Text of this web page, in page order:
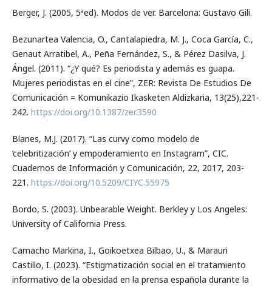
Berger, J. (2005, 5ªed). Modos de ver. Barcelona: Gustavo Gili.
Bezunartea Valencia, O., Cantalapiedra, M. J., Coca García, C.,
Genaut Arratibel, A., Peña Fernández, S., & Pérez Dasilva, J.
Ángel. (2011). “¿Y qué? Es periodista y además es guapa.
Mujeres periodistas en el cine”, ZER: Revista De Estudios De
Comunicación = Komunikazio Ikasketen Aldizkaria, 13(25),221-
242. https://doi.org/10.1387/zer.3590
Blanes, M.J. (2017). “Las curvy como modelo de
‘celebritización’ y empoderamiento en Instagram”, CIC.
Cuadernos de Información y Comunicación, 22, 2017, 203-
221. https://doi.org/10.5209/CIYC.55975
Bordo, S. (2003). Unbearable Weight. Berkley y Los Angeles:
University of California Press.
Camacho Markina, I., Goikoetxea Bilbao, U., & Marauri
Castillo, I. (2023). “Estigmatización social en el tratamiento
informativo de la obesidad en la prensa española durante la